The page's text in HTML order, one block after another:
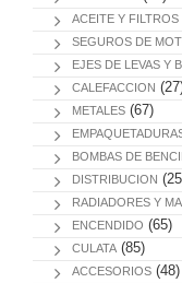
ACEITE Y FILTROS
SEGUROS DE
EJES DE LEVAS Y
CALEFACCION
METALES (67)
BOMBAS DE
DISTRIBUCION
RADIADORES Y
ENCENDIDO (65)
CULATA (85)
ACCESORIOS (48)